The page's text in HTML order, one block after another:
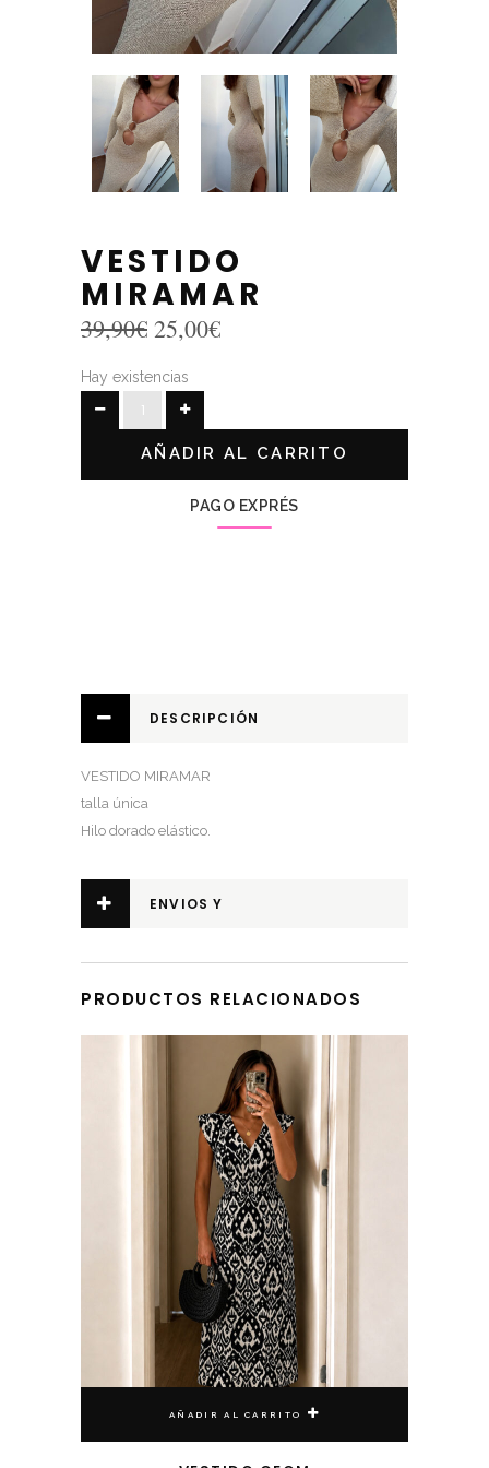
VESTIDO
MIRAMAR
39,90€ El
precio
original
era:
39,90€.
25,00€El
25,00€.
Hay existencias
VESTIDO
MIRAMAR
AÑADIR AL CARRITO
PAGO EXPRÉS
DESCRIPCIÓN
VESTIDO MIRAMAR
talla única
Hilo dorado elástico.
ENVIOS Y
PRODUCTOS RELACIONADOS
AÑADIR AL CARRITO